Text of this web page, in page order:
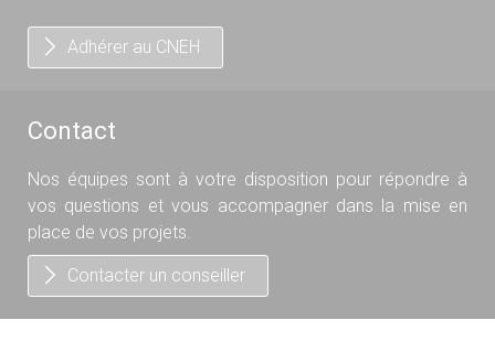
Adhérer au CNEH
Contact
Nos équipes sont à votre disposition pour répondre à
vos questions et vous accompagner dans la mise en
place de vos projets.
Contacter un conseiller